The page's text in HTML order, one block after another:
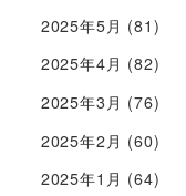
2025年5月 (81)
2025年4月 (82)
2025年3月 (76)
2025年2月 (60)
2025年1月 (64)